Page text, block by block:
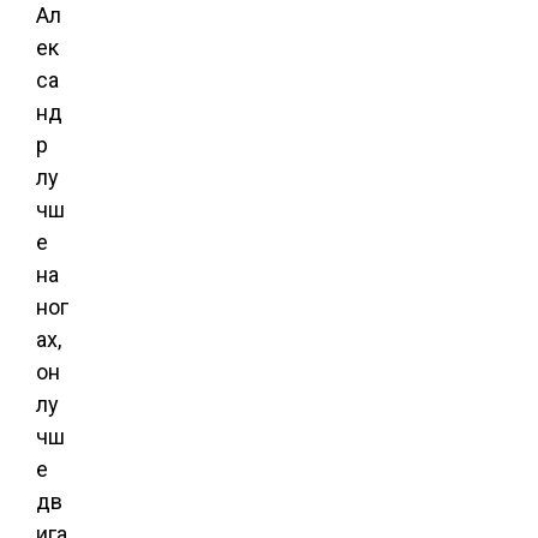
Ал
ек
са
нд
р
лу
чш
е
на
ног
ах,
он
лу
чш
е
дв